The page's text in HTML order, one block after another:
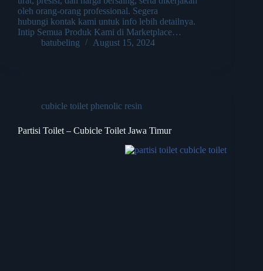
oleh orang-orang professional. Segera
hubungi kontak kami untuk info lebih detailnya.
Intip Semua Produk Kami di Marketplace…
batubeling
August 15, 2024
cubicle toilet phenolic resin
Partisi Toilet – Cubicle Toilet Jawa Timur